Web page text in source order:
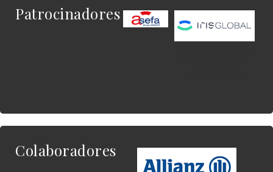
Patrocinadores
Colaboradores